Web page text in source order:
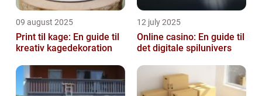
09 august 2025
Print til kage: En guide til
kreativ kagedekoration
12 july 2025
Online casino: En guide til
det digitale spilunivers